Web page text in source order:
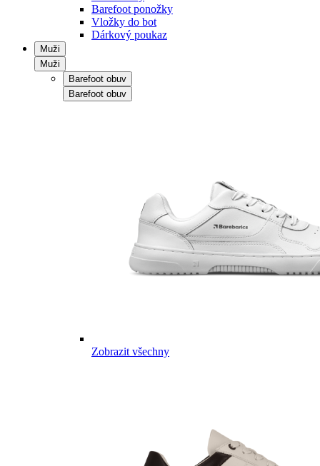
Barefoot ponožky
Vložky do bot
Dárkový poukaz
Muži
Muži
Barefoot obuv
Barefoot obuv
Zobrazit všechny